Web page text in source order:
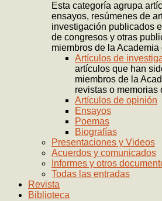
Esta categoría agrupa
ensayos, resúmenes de
investigación publicados
de congresos y otras
miembros de la Academia
Artículos de
artículos que han
miembros de la
revistas o memorias
Artículos de opinión
Ensayos
Poemas
Biografías
Presentaciones y Videos
Acuerdos y comunicados
Informes y otros
Todas las entradas
Revista
Biblioteca